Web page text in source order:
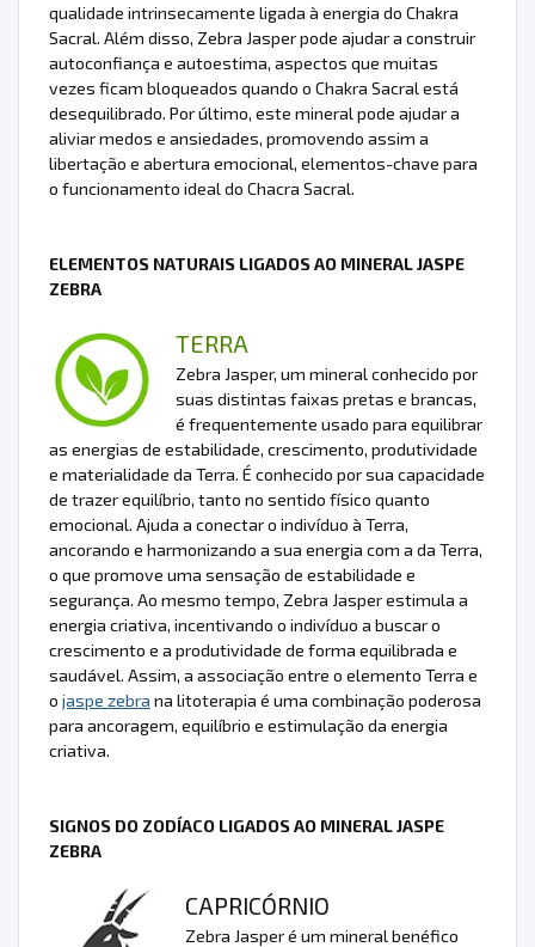
qualidade intrinsecamente ligada à energia do Chakra
Sacral. Além disso, Zebra Jasper pode ajudar a construir
autoconfiança e autoestima, aspectos que muitas
vezes ficam bloqueados quando o Chakra Sacral está
desequilibrado. Por último, este mineral pode ajudar a
aliviar medos e ansiedades, promovendo assim a
libertação e abertura emocional, elementos-chave para
o funcionamento ideal do Chacra Sacral.
ELEMENTOS NATURAIS LIGADOS AO MINERAL JASPE
ZEBRA
TERRA
Zebra Jasper, um mineral conhecido por
suas distintas faixas pretas e brancas,
é frequentemente usado para equilibrar
as energias de estabilidade, crescimento, produtividade
e materialidade da Terra. É conhecido por sua capacidade
de trazer equilíbrio, tanto no sentido físico quanto
emocional. Ajuda a conectar o indivíduo à Terra,
ancorando e harmonizando a sua energia com a da Terra,
o que promove uma sensação de estabilidade e
segurança. Ao mesmo tempo, Zebra Jasper estimula a
energia criativa, incentivando o indivíduo a buscar o
crescimento e a produtividade de forma equilibrada e
saudável. Assim, a associação entre o elemento Terra e
o jaspe zebra na litoterapia é uma combinação poderosa
para ancoragem, equilíbrio e estimulação da energia
criativa.
SIGNOS DO ZODÍACO LIGADOS AO MINERAL JASPE
ZEBRA
CAPRICÓRNIO
Zebra Jasper é um mineral benéfico